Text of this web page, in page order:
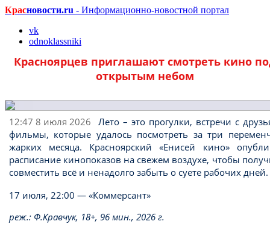
Красновости.ru - Информационно-новостной портал
vk
odnoklassniki
Красноярцев приглашают смотреть кино
открытым небом
12:47 8 июля 2026
Лето – это прогулки, встречи с
фильмы, которые удалось посмотреть за три
жарких месяца. Красноярский «Енисей кино»
расписание кинопоказов на свежем воздухе, чтобы
совместить всё и ненадолго забыть о суете рабочих дней.
17 июля, 22:00 — «Коммерсант»
реж.: Ф.Кравчук, 18+, 96 мин., 2026 г.